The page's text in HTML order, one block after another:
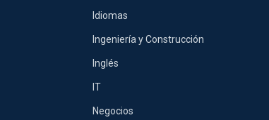
Idiomas
Ingeniería y Construcción
Inglés
IT
Negocios